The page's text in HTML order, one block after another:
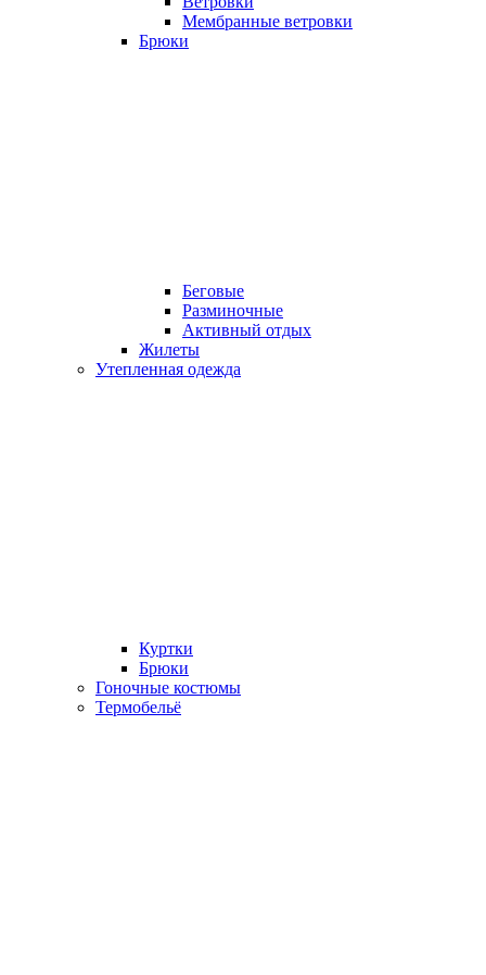
Мембранные ветровки
Брюки
Беговые
Разминочные
Активный отдых
Жилеты
Утепленная одежда
Куртки
Брюки
Гоночные костюмы
Термобельё